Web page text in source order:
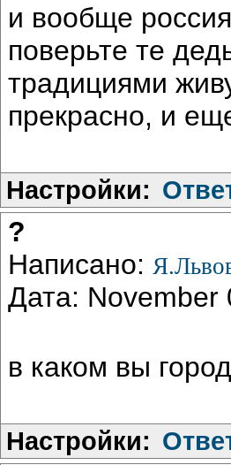
и вообще
поверьте те
традициями
прекрасно, и
Настройки:
?
Написано:
Дата: November
в каком вы
Настройки: